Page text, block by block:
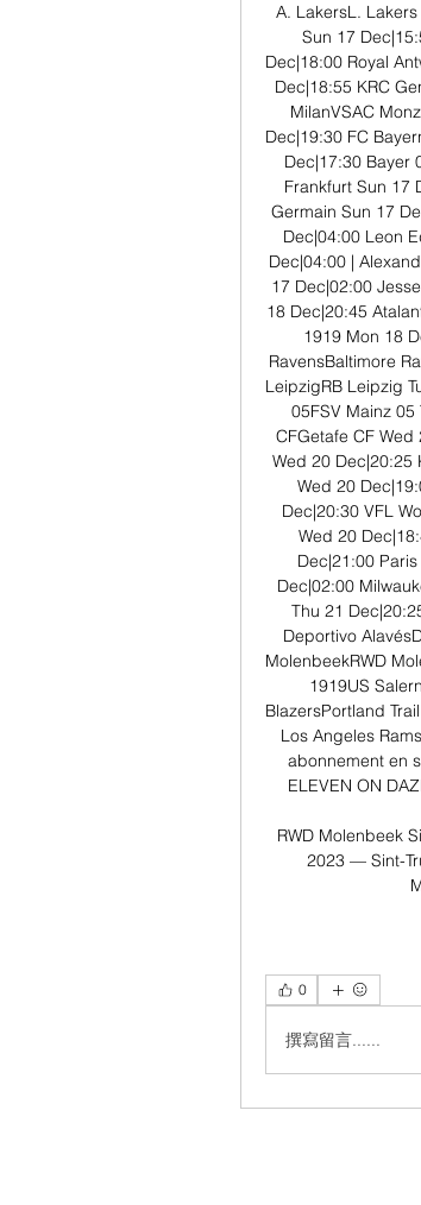
A. LakersL.
Sun 17
Dec|18:00 Royal
Dec|18:55 KRC
MilanVSAC
Dec|19:30 FC
Dec|17:30 Bayer
Frankfurt Sun 17
Germain Sun 17
Dec|04:00 Leon
Dec|04:00 |
17 Dec|02:00
18 Dec|20:45
1919 Mon 18
RavensBaltimore
LeipzigRB Leipzig
05FSV Mainz
CFGetafe CF
Wed 20
Wed 20
Dec|20:30 VFL
Wed 20
Dec|21:00
Dec|02:00
Thu 21
Deportivo
MolenbeekRWD
1919US
BlazersPortland
Los Angeles
abonnement en
ELEVEN ON
RWD Molenbeek
2023 — Sint-
0
撰寫留言......